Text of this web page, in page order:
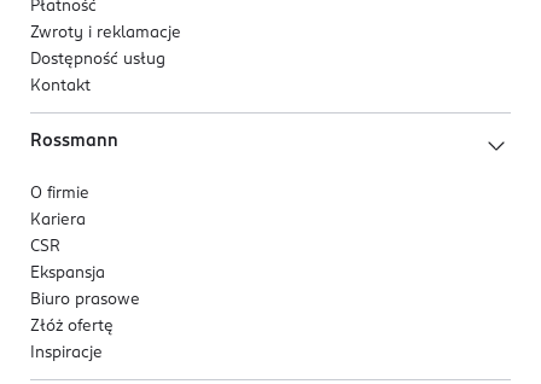
Płatność
Zwroty i reklamacje
Dostępność usług
Kontakt
Rossmann
O firmie
Kariera
CSR
Ekspansja
Biuro prasowe
Złóż ofertę
Inspiracje